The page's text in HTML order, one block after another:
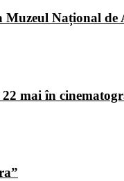
Muzeul Național de
mai în